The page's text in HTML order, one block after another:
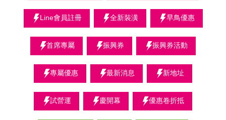
Line會員註冊 全新裝潢 早鳥優惠
首席專屬 振興券 振興券活動
專屬優惠 最新消息 新地址
試營運 慶開幕 優惠卷折抵